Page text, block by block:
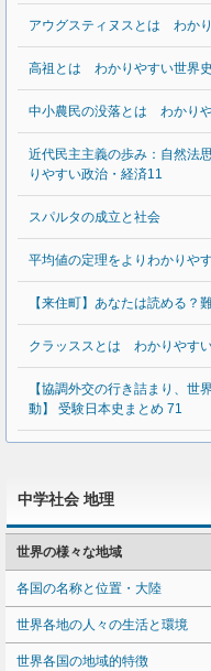
アウグスティヌスとは わか
高祖とは わかりやすい世界
中小農民の没落とは わかり
近代民主主義の歩み：自然法
りやすい政治・経済11
スパルタの成立と社会
平均値の定理をよりわかりや
【来住町】あなたは読める？
クラッススとは わかりやす
【協調外交の行き詰まり、世
動】 受験日本史まとめ 71
中学社会 地理
世界の様々な地域
各国の名称と位置・大陸
世界各地の人々の生活と環境
世界各国の地域的特徴